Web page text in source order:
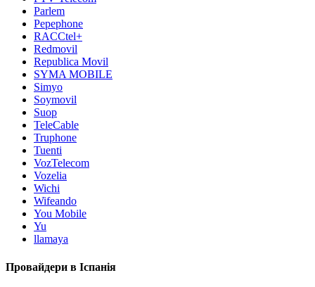
Parlem
Pepephone
RACCtel+
Redmovil
Republica Movil
SYMA MOBILE
Simyo
Soymovil
Suop
TeleCable
Truphone
Tuenti
VozTelecom
Vozelia
Wichi
Wifeando
You Mobile
Yu
llamaya
Провайдери в Іспанія